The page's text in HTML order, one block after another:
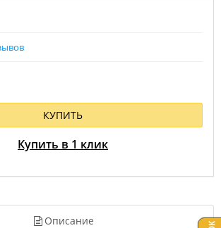
КУПИТЬ
Купить в 1 клик
Описание